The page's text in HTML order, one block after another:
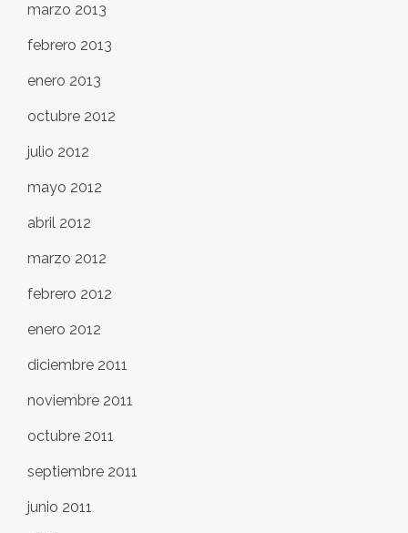
marzo 2013
febrero 2013
enero 2013
octubre 2012
julio 2012
mayo 2012
abril 2012
marzo 2012
febrero 2012
enero 2012
diciembre 2011
noviembre 2011
octubre 2011
septiembre 2011
junio 2011